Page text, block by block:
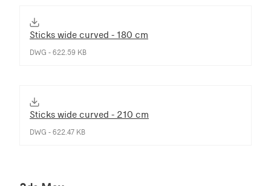
Sticks wide curved - 180 cm
DWG - 622.59 KB
Sticks wide curved - 210 cm
DWG - 622.47 KB